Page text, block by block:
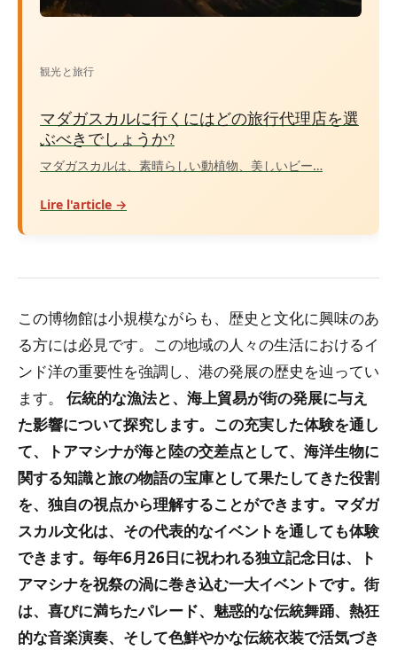
観光と旅行
マダガスカルに行くにはどの旅行代理店を選
ぶべきでしょうか?
マダガスカルは、素晴らしい動植物、美しいビー…
Lire l'article →
この博物館は小規模ながらも、歴史と文化に興味のあ
る方には必見です。この地域の人々の生活におけるイ
ンド洋の重要性を強調し、港の発展の歴史を辿ってい
ます。 伝統的な漁法と、海上貿易が街の発展に与え
た影響について探究します。この充実した体験を通し
て、トアマシナが海と陸の交差点として、海洋生物に
関する知識と旅の物語の宝庫として果たしてきた役割
を、独自の視点から理解することができます。マダガ
スカル文化は、その代表的なイベントを通しても体験
できます。毎年6月26日に祝われる独立記念日は、ト
アマシナを祝祭の渦に巻き込む一大イベントです。街
は、喜びに満ちたパレード、魅惑的な伝統舞踊、熱狂
的な音楽演奏、そして色鮮やかな伝統衣装で活気づき